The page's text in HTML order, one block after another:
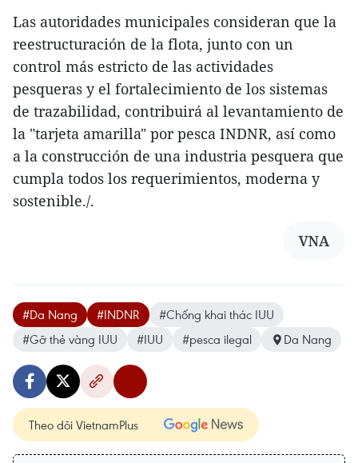
Las autoridades municipales consideran que la
reestructuración de la flota, junto con un
control más estricto de las actividades
pesqueras y el fortalecimiento de los sistemas
de trazabilidad, contribuirá al levantamiento de
la "tarjeta amarilla" por pesca INDNR, así como
a la construcción de una industria pesquera que
cumpla todos los requerimientos, moderna y
sostenible./.
VNA
#Da Nang #INDNR
#Chống khai thác IUU
#Gỡ thẻ vàng IUU
#IUU #pesca ilegal Da Nang
Theo dõi VietnamPlus